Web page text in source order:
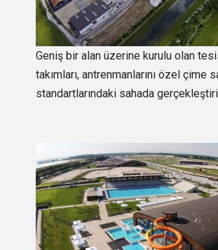
Geniş bir alan üzerine kurulu olan
takımları, antrenmanlarını özel çime
standartlarındaki sahada